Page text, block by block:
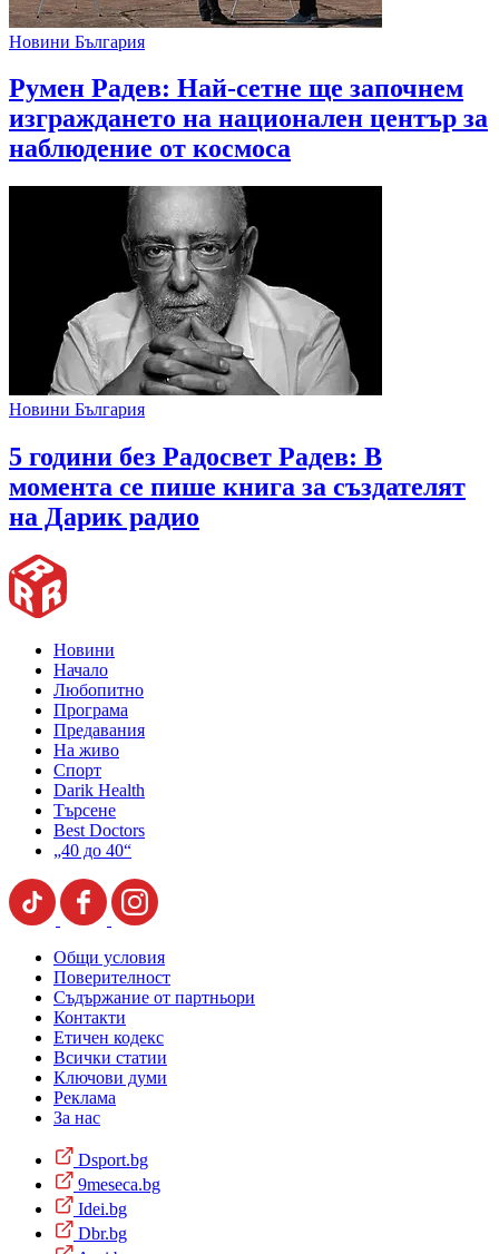
Новини България
Румен Радев: Най-сетне ще започнем
изграждането на национален център за
наблюдение от космоса
Новини България
5 години без Радосвет Радев: В
момента се пише книга за създателят
на Дарик радио
Новини
Начало
Любопитно
Програма
Предавания
На живо
Спорт
Darik Health
Търсене
Best Doctors
„40 до 40“
Общи условия
Поверителност
Съдържание от партньори
Контакти
Етичен кодекс
Всички статии
Ключови думи
Реклама
За нас
Dsport.bg
9meseca.bg
Idei.bg
Dbr.bg